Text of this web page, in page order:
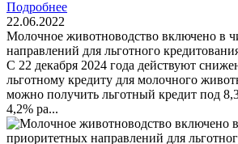
Подробнее
22.06.2022
Молочное животноводство включено в
направлений для льготного
С 22 декабря 2024 года действуют
льготному кредиту для молочного
можно получить льготный кредит под
4,2% ра...